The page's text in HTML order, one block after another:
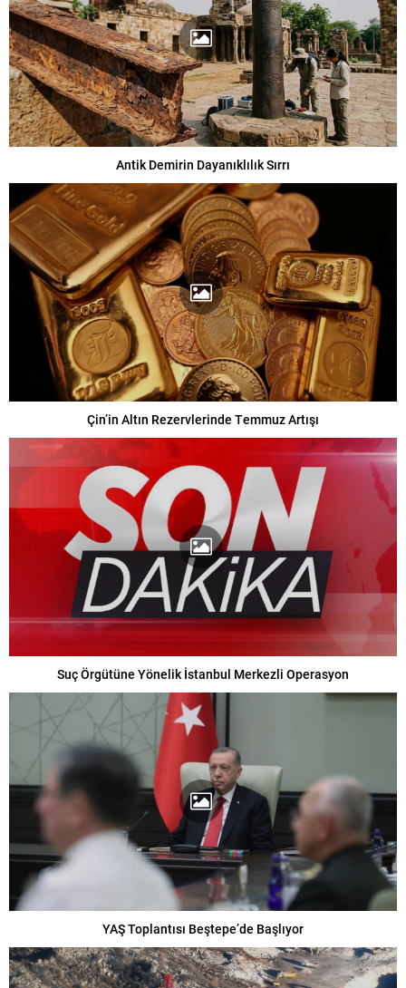
Antik Demirin Dayanıklılık Sırrı
Çin’in Altın Rezervlerinde Temmuz Artışı
Suç Örgütüne Yönelik İstanbul Merkezli Operasyon
YAŞ Toplantısı Beştepe’de Başlıyor